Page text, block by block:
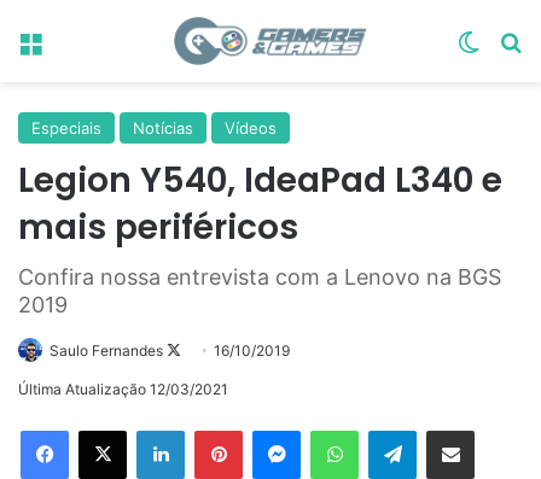
Menu
Especiais Notícias Vídeos
Legion Y540, IdeaPad L340 e
mais periféricos
Confira nossa entrevista com a Lenovo na BGS
2019
Saulo Fernandes
Follow
on
16/10/2019
Última Atualização 12/03/2021
LinkedinPinterestMessengerWhatsAppTelegramCompartilhar via e-mail